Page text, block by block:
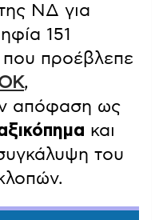
ΝΔ για
151
που προέβλεπε
,
απόφαση ως
και
του